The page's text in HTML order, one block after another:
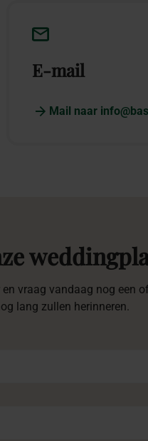
E-mail
Mail naar
vraag vandaag nog een
lang zullen herinneren.